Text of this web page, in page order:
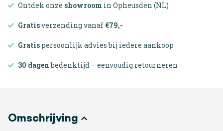
Ontdek onze showroom in Opheusden (NL)
Gratisverzending vanaf €79,-
Gratis persoonlijk advies bij iedere aankoop
30 dagenbedenktijd – eenvoudig retourneren
Omschrijving